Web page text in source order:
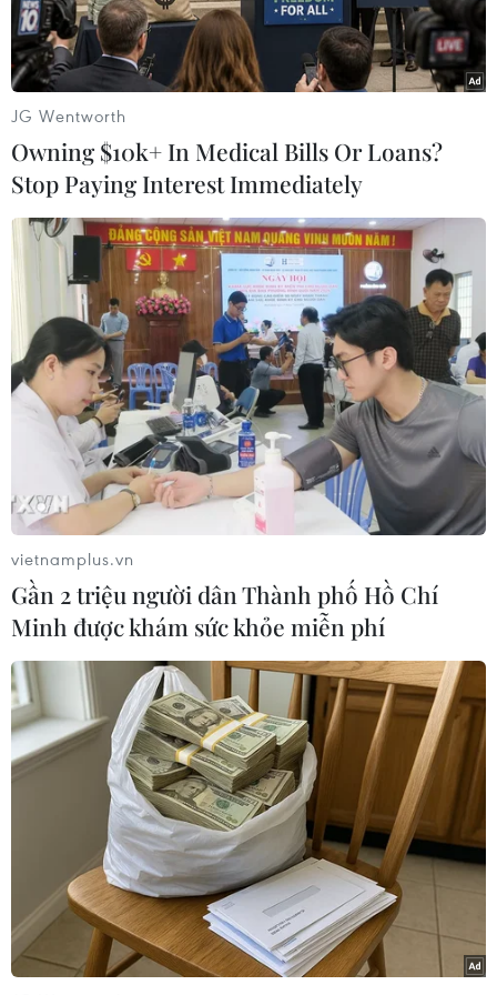
trắng."
Chiến sỹ Đồn Biên phòng Vĩnh Nguơn, An Giang chuẩn bị tuần
tra trong đêm. (Ảnh: Xuân Khu-TTXVN)
Với chức năng quản lý, bảo vệ vững chắc chủ
quyền biên giới lãnh thổ, an ninh biên giới
quốc gia phục vụ công cuộc xây dựng và bảo vệ
Tổ quốc trong tình hình mới, các chiến sỹ Biên
các cơ quan chức năng làm tốt nhiệm vụ đấu
tranh phòng chống tội phạm, đặc biệt là tội
phạm buôn bán, vận chuyển ma túy, góp phần
tích cực giữ gìn sự ổn định chính trị, trật tự an
toàn xã hội khu vực biên giới, cửa khẩu cảng, vì
sự bình yên của cuộc sống nhân dân.
Hoạt động mua bán, tàng trữ, vận chuyển trái
phép ma túy qua biên giới nước ta ngày càng
tinh vi và diễn biến phức tạp với nguy cơ biến
Việt Nam - trong đó có các tỉnh phía Nam -
không chỉ là địa bàn tiêu thụ mà còn là nơi
trung chuyển ma túy sang nước thứ ba.
Trước tình hình đó, các chiến sỹ Bộ đội Biên
JG Wentworth
Owning $10k+ In Medical Bills Or Loans?
Stop Paying Interest Immediately
vietnamplus.vn
Gần 2 triệu người dân Thành phố Hồ Chí
Minh được khám sức khỏe miễn phí